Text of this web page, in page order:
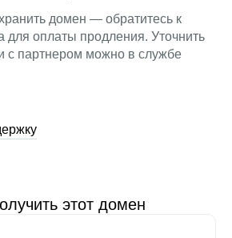
домен — обратитесь к
для оплаты продления. Уточнить
с партнером можно в службе
этот домен